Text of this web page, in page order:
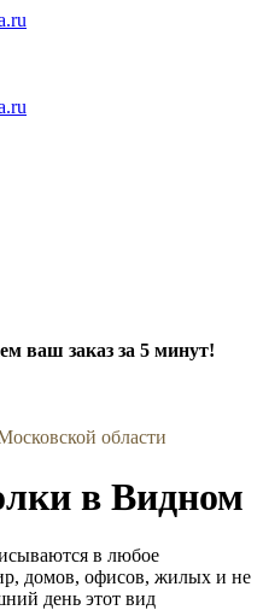
ваш заказ за 5 минут!
области
в Видном
в любое
домов, офисов, жилых и не
день этот вид